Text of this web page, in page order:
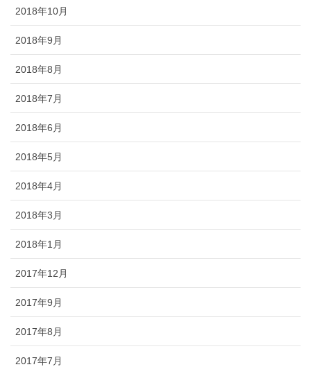
2018年10月
2018年9月
2018年8月
2018年7月
2018年6月
2018年5月
2018年4月
2018年3月
2018年1月
2017年12月
2017年9月
2017年8月
2017年7月